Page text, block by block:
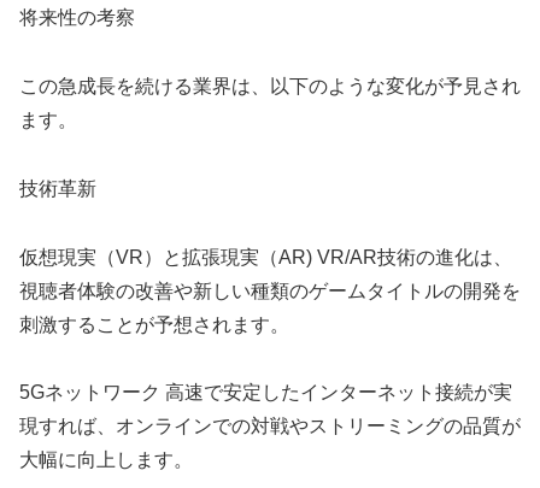
将来性の考察
この急成長を続ける業界は、以下のような変化が予見され
ます。
技術革新
仮想現実（VR）と拡張現実（AR) VR/AR技術の進化は、
視聴者体験の改善や新しい種類のゲームタイトルの開発を
刺激することが予想されます。
5Gネットワーク 高速で安定したインターネット接続が実
現すれば、オンラインでの対戦やストリーミングの品質が
大幅に向上します。